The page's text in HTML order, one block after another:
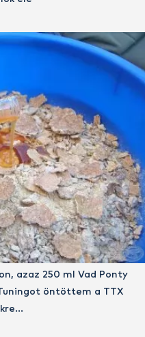
azaz 250 ml Vad Ponty
öntöttem a TTX